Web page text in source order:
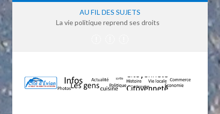
AU FIL DES SUJETS
La vie politique reprend ses droits